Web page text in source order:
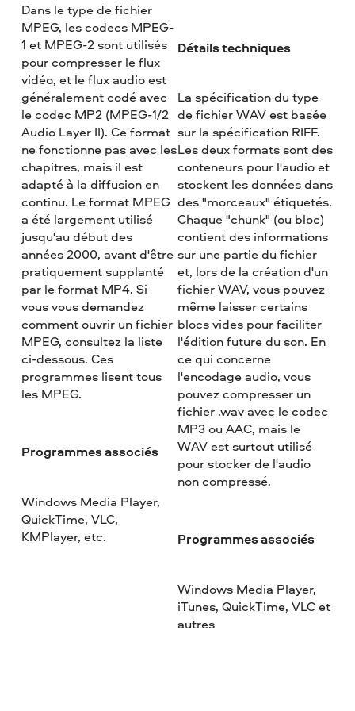
Dans le type de fichier
MPEG, les codecs MPEG-
1 et MPEG-2 sont utilisés
pour compresser le flux
vidéo, et le flux audio est
généralement codé avec
le codec MP2 (MPEG-1/2
Audio Layer II). Ce format
ne fonctionne pas avec les
chapitres, mais il est
adapté à la diffusion en
continu. Le format MPEG
a été largement utilisé
jusqu'au début des
années 2000, avant d'être
pratiquement supplanté
par le format MP4. Si
vous vous demandez
comment ouvrir un fichier
MPEG, consultez la liste
ci-dessous. Ces
programmes lisent tous
les MPEG.
Programmes associés
Windows Media Player,
QuickTime, VLC,
KMPlayer, etc.
Détails techniques
La spécification du type
de fichier WAV est basée
sur la spécification RIFF.
Les deux formats sont des
conteneurs pour l'audio et
stockent les données dans
des "morceaux" étiquetés.
Chaque "chunk" (ou bloc)
contient des informations
sur une partie du fichier
et, lors de la création d'un
fichier WAV, vous pouvez
même laisser certains
blocs vides pour faciliter
l'édition future du son. En
ce qui concerne
l'encodage audio, vous
pouvez compresser un
fichier .wav avec le codec
MP3 ou AAC, mais le
WAV est surtout utilisé
pour stocker de l'audio
non compressé.
Programmes associés
Windows Media Player,
iTunes, QuickTime, VLC et
autres